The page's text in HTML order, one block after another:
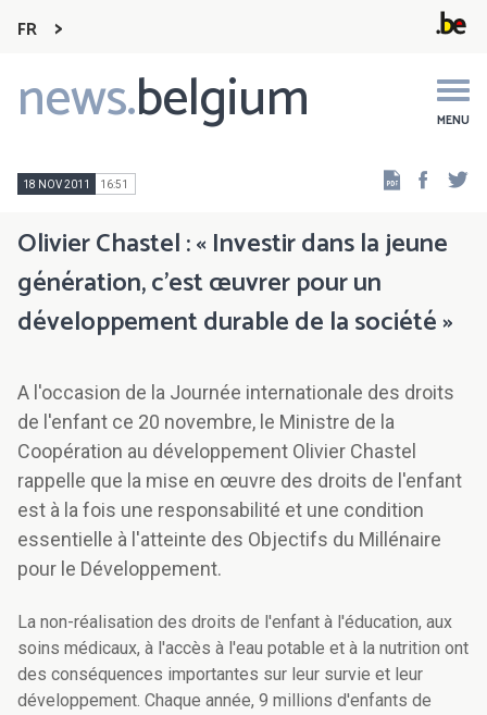
FR
news.belgium MENU
Main
navigation
18 NOV 2011 16:51
Olivier Chastel : « Investir dans la jeune
génération, c'est œuvrer pour un
développement durable de la société »
A l'occasion de la Journée internationale des droits
de l'enfant ce 20 novembre, le Ministre de la
Coopération au développement Olivier Chastel
rappelle que la mise en œuvre des droits de l'enfant
est à la fois une responsabilité et une condition
essentielle à l'atteinte des Objectifs du Millénaire
pour le Développement.
La non-réalisation des droits de l'enfant à l'éducation, aux
soins médicaux, à l'accès à l'eau potable et à la nutrition ont
des conséquences importantes sur leur survie et leur
développement. Chaque année, 9 millions d'enfants de